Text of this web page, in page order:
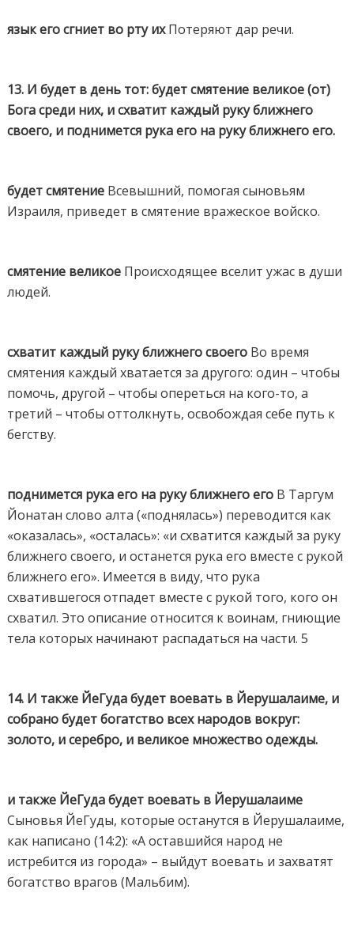
язык его сгниет во рту ихПотеряют дар речи.
13. И будет в день тот: будет смятение великое (от)
Бога среди них, и схватит каждый руку ближнего
своего, и поднимется рука его на руку ближнего его.
будет смятение Всевышний, помогая сыновьям
Израиля, приведет в смятение вражеское войско.
смятение великое Происходящее вселит ужас в души
людей.
схватит каждый руку ближнего своего Во время
смятения каждый хватается за другого: один – чтобы
помочь, другой – чтобы опереться на кого-то, а
третий – чтобы оттолкнуть, освобождая себе путь к
бегству.
поднимется рука его на руку ближнего его В Таргум
Йонатан слово алта («поднялась») переводится как
«оказалась», «осталась»: «и схватится каждый за руку
ближнего своего, и останется рука его вместе с рукой
ближнего его». Имеется в виду, что рука
схватившегося отпадет вместе с рукой того, кого он
схватил. Это описание относится к воинам, гниющие
тела которых начинают распадаться на части. 5
14. И также ЙеГуда будет воевать в Йерушалаиме, и
собрано будет богатство всех народов вокруг:
золото, и серебро, и великое множество одежды.
и также ЙеГуда будет воевать в Йерушалаиме
Сыновья ЙеГуды, которые останутся в Йерушалаиме,
как написано (14:2): «А оставшийся народ не
истребится из города» – выйдут воевать и захватят
богатство врагов (Мальбим).